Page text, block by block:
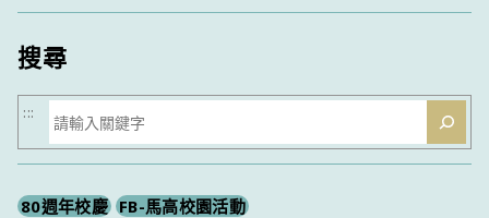
類
搜尋
搜
尋
:::
80週年校慶 FB-馬高校園活動